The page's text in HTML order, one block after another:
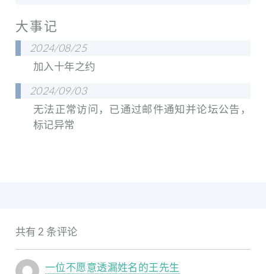
大事记
2024/08/25
加入十年之约
2024/09/03
无法正常访问，已通过邮件通知并论坛公告，
标记异常
共有 2 条评论
一位不愿意透漏姓名的王先生